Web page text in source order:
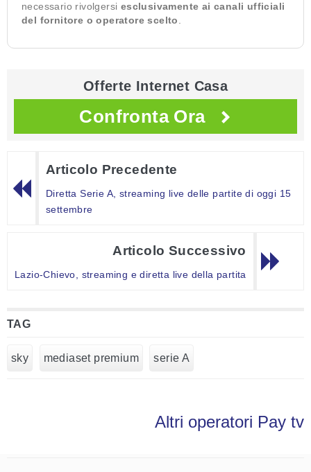
necessario rivolgersi esclusivamente ai canali ufficiali
del fornitore o operatore scelto
Offerte Internet Casa
Confronta Ora
Articolo Precedente
Diretta Serie A, streaming live delle partite di oggi 15
settembre
Articolo Successivo
Lazio-Chievo, streaming e diretta live della partita
TAG
sky mediaset premium serie A
Altri operatori Pay tv